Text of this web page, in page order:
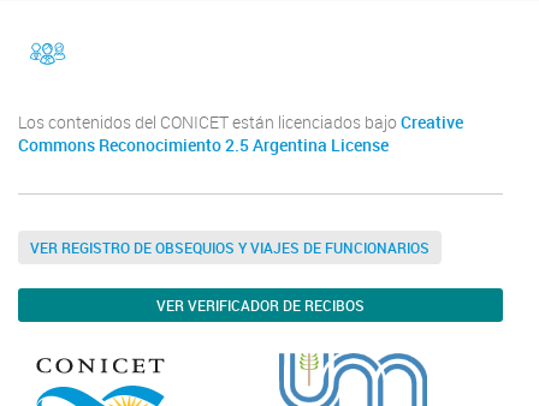
facebook
Los contenidos del CONICET están licenciados bajo Creative
Commons Reconocimiento 2.5 Argentina License
VER REGISTRO DE OBSEQUIOS Y VIAJES DE FUNCIONARIOS
VER VERIFICADOR DE RECIBOS